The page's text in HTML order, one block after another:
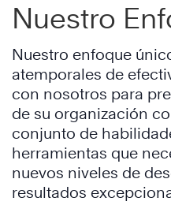
Nuestro
Nuestro enfoque
atemporales de
con nosotros para
de su organización
conjunto de
herramientas que
nuevos niveles de
resultados